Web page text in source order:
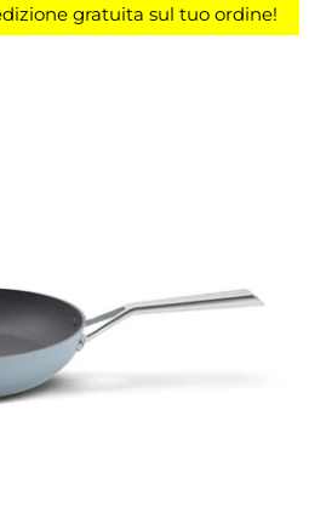
gratuita sul tuo ordine!